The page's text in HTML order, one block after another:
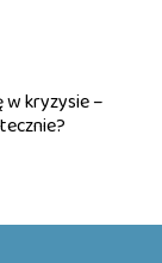
kryzysie –